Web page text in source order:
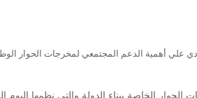
علي أهمية الدعم المجتمعي لمخرجات الحوار
الحوار الخاصة ببناء الدولة والتي نظمها